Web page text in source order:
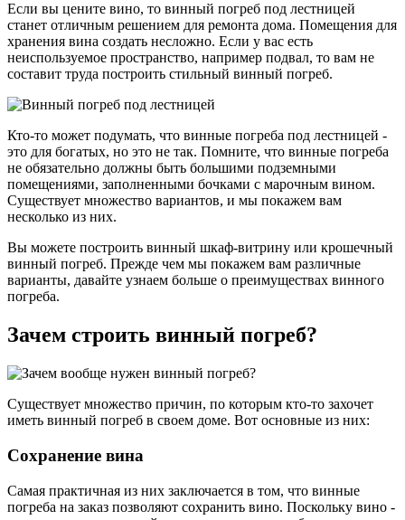
Если вы цените вино, то винный погреб под лестницей
станет отличным решением для ремонта дома. Помещения для
хранения вина создать несложно. Если у вас есть
неиспользуемое пространство, например подвал, то вам не
составит труда построить стильный винный погреб.
Кто-то может подумать, что винные погреба под лестницей -
это для богатых, но это не так. Помните, что винные погреба
не обязательно должны быть большими подземными
помещениями, заполненными бочками с марочным вином.
Существует множество вариантов, и мы покажем вам
несколько из них.
Вы можете построить винный шкаф-витрину или крошечный
винный погреб. Прежде чем мы покажем вам различные
варианты, давайте узнаем больше о преимуществах винного
погреба.
Зачем строить винный погреб?
Существует множество причин, по которым кто-то захочет
иметь винный погреб в своем доме. Вот основные из них:
Сохранение вина
Самая практичная из них заключается в том, что винные
погреба на заказ позволяют сохранить вино. Поскольку вино -